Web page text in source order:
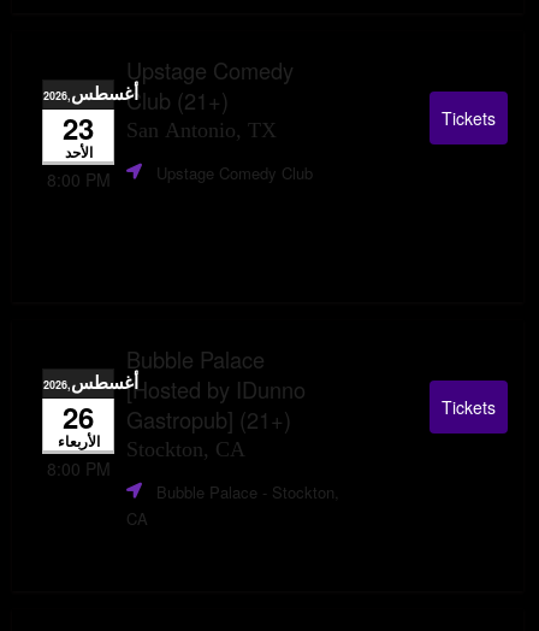
Upstage Comedy
Club (21+)
San Antonio, TX
أغسطس,2026
23
الأحد
8:00 PM Upstage Comedy Club
Tickets
Bubble Palace
[Hosted by IDunno
Gastropub] (21+)
Stockton, CA
أغسطس,2026
26
الأربعاء
8:00 PM
Bubble Palace - Stockton,
CA
Tickets